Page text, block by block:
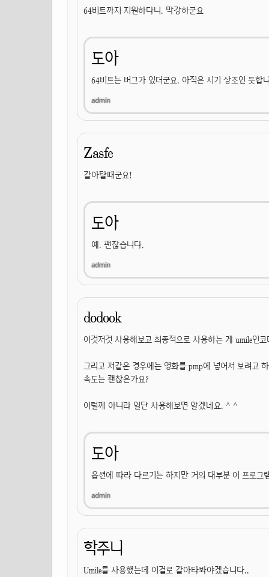
64비트까지 지원하다니. 막강하군요
도아
64비트는 버그가 있더군요. 아직은 시기 상조인 듯합
Zasfe
갈아탈때군요!
도아
예. 괜찮습니다.
dodook
이것저것 사용해보고 최종적으로 사용하는 게 umile인
그리고 저같은 경우에는 영화를 pmp에 넣어서 보려고
속도는 괜찮은가요?
이럴께 아니라 일단 사용해보면 알겠네요. ^ ^
도아
옵션에 따라 다르기는 하지만 거의 대부분 이 프로
학주니
Umile를 사용했는데 이걸로 갈아타봐야겠습니다..